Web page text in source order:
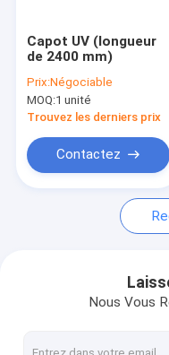
Nous contacter
Nouvelles
Série de
Série d'induction
Série électrique
Capot UV (longueur
de 2400 mm)
Prix:Négociable
MOQ:1 unité
Trouvez les derniers prix
Contactez
Nous Vous